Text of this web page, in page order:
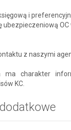
i
ubezpieczeniową
z naszymi
ma charakter
KC.